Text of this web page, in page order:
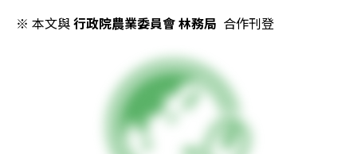
※ 本文與 行政院農業委員會 林務局 合作刊登